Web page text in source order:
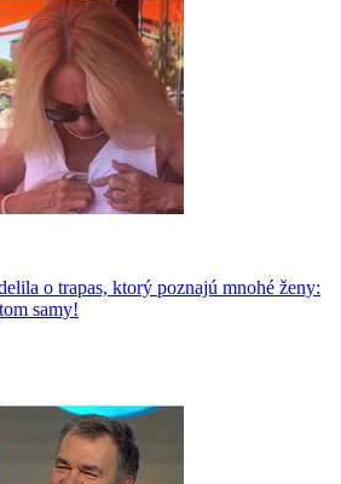
o trapas, ktorý poznajú mnohé ženy:
samy!